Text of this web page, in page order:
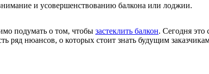
и усовершенствованию балкона или лоджии.
подумать о том, чтобы застеклить балкон. Сегодня это
ряд нюансов, о которых стоит знать будущим